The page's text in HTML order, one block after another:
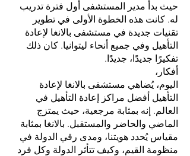
حيث بدأ مدير المستشفى أول فترة تدريب
له. كانت هذه الخطوة الأولى في تطوير
تقنيات جديدة في مستشفى بالانغا لإعادة
التأهيل وفي جميع أنحاء ليتوانيا. كان ذلك
تفكيرًا جديدًا، جديدًا.
أفكار،
اليوم، يُضاهي مستشفى بالانغا لإعادة
التأهيل أفضل مراكز إعادة التأهيل في
العالم. إنه بمثابة مرجعية، حيث يمتزج
الماضي والحاضر والمستقبل. بالانغا بمثابة
مقياس يُحدد هويتنا، ومدى رقي الدولة في
منظومة القيم، وكيف تتأثر الدولة وكل فرد